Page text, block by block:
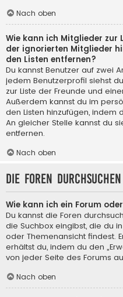
Nach oben
Wie kann ich Mitglieder zur
der ignorierten Mitglieder
den Listen entfernen?
Du kannst Benutzer auf zwei
jedem Benutzerprofil siehst
zur Liste der Freunde und
Außerdem kannst du im
den Listen hinzufügen, indem
An gleicher Stelle kannst du
entfernen.
Nach oben
Die Foren durchsuchen
Wie kann ich ein Forum
Du kannst die Foren
die Suchbox eingibst, die du
oder Themenansicht findest.
erhältst du, indem du den
von jeder Seite des Forums
Nach oben